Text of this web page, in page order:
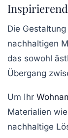
Die Gestaltung
nachhaltigen
das sowohl
Übergang
Um Ihr
Materialien
nachhaltige